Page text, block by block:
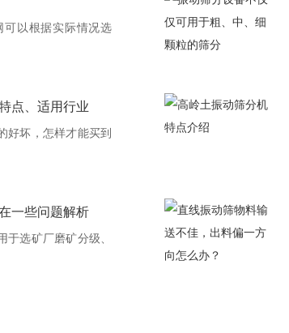
可以根据实际情况选
点、适用行业
好坏，怎样才能买到
一些问题解析
选矿厂磨矿分级、